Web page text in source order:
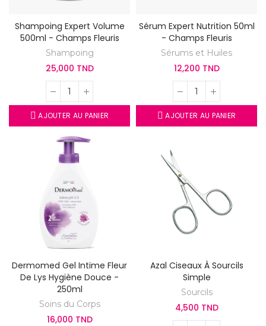
Shampoing Expert Volume
500ml - Champs Fleuris
Shampoing
25,000 TND
AJOUTER AU PANIER
Sérum Expert Nutrition 50ml
- Champs Fleuris
Sérums et Huiles
12,200 TND
AJOUTER AU PANIER
Dermomed Gel Intime Fleur
De Lys Hygiène Douce -
250ml
Soins du Corps
16,000 TND
Azal Ciseaux À Sourcils
Simple
Sourcils
4,500 TND